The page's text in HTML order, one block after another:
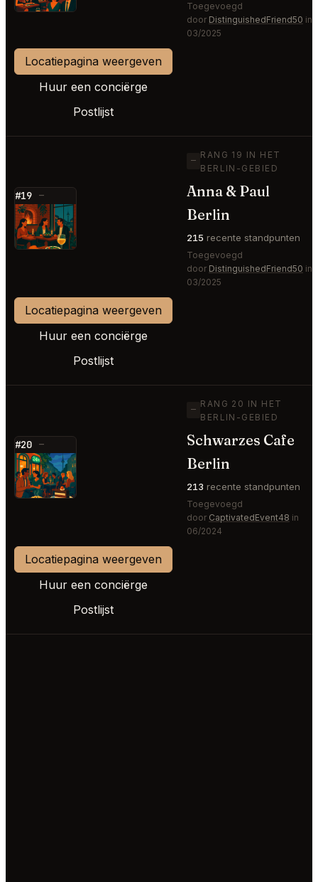
Toegevoegd
door DistinguishedFriend50 in
03/2025
Locatiepagina weergeven
Huur een conciërge
Postlijst
#19 —
⭐
—
RANG 19 IN HET
BERLIN-GEBIED
Anna & Paul
Berlin
215 recente standpunten
Toegevoegd
door DistinguishedFriend50 in
03/2025
Locatiepagina weergeven
Huur een conciërge
Postlijst
#20 —
⭐
—
RANG 20 IN HET
BERLIN-GEBIED
Schwarzes Cafe
Berlin
213 recente standpunten
Toegevoegd
door CaptivatedEvent48 in
06/2024
Locatiepagina weergeven
Huur een conciërge
Postlijst